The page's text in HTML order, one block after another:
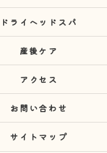
ドライヘッドスパ
産後ケア
アクセス
お問い合わせ
サイトマップ